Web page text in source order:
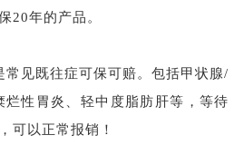
20年的产品。
常见既往症可保可赔。包括甲状腺/
性胃炎、轻中度脂肪肝等，等待
可以正常报销！